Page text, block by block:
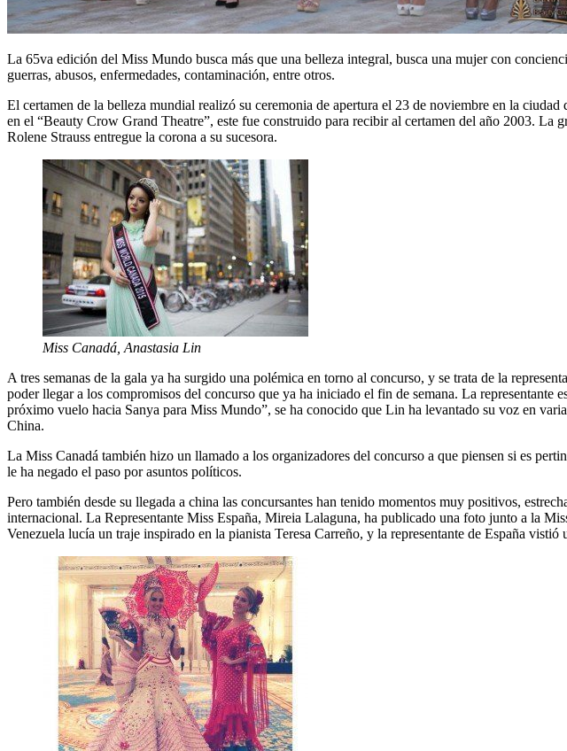
La 65va edición del Miss Mundo busca más que una belleza integral, busca una mujer con
guerras, abusos, enfermedades, contaminación, entre otros.
El certamen de la belleza mundial realizó su ceremonia de apertura el 23 de noviembre en la
en el “Beauty Crow Grand Theatre”, este fue construido para recibir al certamen del año 2003.
Rolene Strauss entregue la corona a su sucesora.
Miss Canadá, Anastasia Lin
A tres semanas de la gala ya ha surgido una polémica en torno al concurso, y se trata de la
poder llegar a los compromisos del concurso que ya ha iniciado el fin de semana. La
próximo vuelo hacia Sanya para Miss Mundo”, se ha conocido que Lin ha levantado su voz en
China.
La Miss Canadá también hizo un llamado a los organizadores del concurso a que piensen si es
le ha negado el paso por asuntos políticos.
Pero también desde su llegada a china las concursantes han tenido momentos muy positivos,
internacional. La Representante Miss España, Mireia Lalaguna, ha publicado una foto junto a la
Venezuela lucía un traje inspirado en la pianista Teresa Carreño, y la representante de España